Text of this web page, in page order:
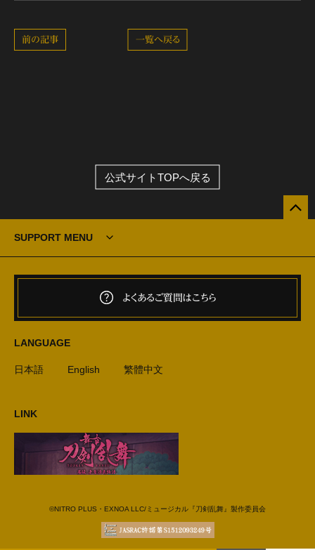
一覧へ戻る
前の記事
公式サイトTOPへ戻る
SUPPORT MENU
よくあるご質問はこちら
LANGUAGE
日本語 English 繁體中文
LINK
©NITRO PLUS・EXNOA LLC/ミュージカル『刀剣乱舞』製作委員会